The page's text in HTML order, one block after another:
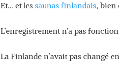
Et… et lessaunas finlandais, bien
L’enregistrement n’a pas
La Finlande n’avait pas changé